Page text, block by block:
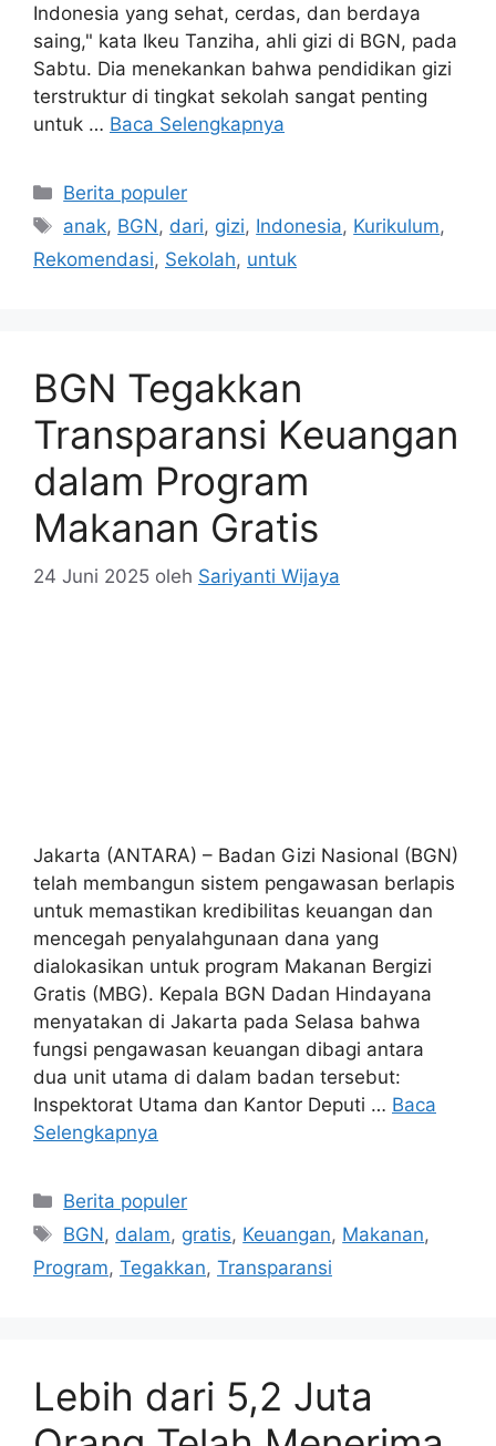
Indonesia yang sehat, cerdas, dan berdaya
saing," kata Ikeu Tanziha, ahli gizi di BGN, pada
Sabtu. Dia menekankan bahwa pendidikan gizi
terstruktur di tingkat sekolah sangat penting
untuk … Baca Selengkapnya
Kategori
Berita populer
Tag
anak, BGN, dari, gizi, Indonesia, Kurikulum,
Rekomendasi, Sekolah, untuk
BGN Tegakkan
Transparansi Keuangan
dalam Program
Makanan Gratis
24 Juni 2025 oleh Sariyanti Wijaya
Jakarta (ANTARA) – Badan Gizi Nasional (BGN)
telah membangun sistem pengawasan berlapis
untuk memastikan kredibilitas keuangan dan
mencegah penyalahgunaan dana yang
dialokasikan untuk program Makanan Bergizi
Gratis (MBG). Kepala BGN Dadan Hindayana
menyatakan di Jakarta pada Selasa bahwa
fungsi pengawasan keuangan dibagi antara
dua unit utama di dalam badan tersebut:
Inspektorat Utama dan Kantor Deputi … Baca
Selengkapnya
Kategori
Berita populer
Tag
BGN, dalam, gratis, Keuangan, Makanan,
Program, Tegakkan, Transparansi
Lebih dari 5,2 Juta